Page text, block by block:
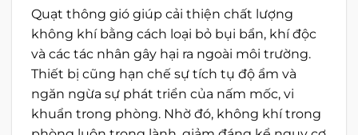
Quạt thông gió giúp cải thiện chất lượng
không khí bằng cách loại bỏ bụi bẩn, khí độc
và các tác nhân gây hại ra ngoài môi trường.
Thiết bị cũng hạn chế sự tích tụ độ ẩm và
ngăn ngừa sự phát triển của nấm mốc, vi
khuẩn trong phòng. Nhờ đó, không khí trong